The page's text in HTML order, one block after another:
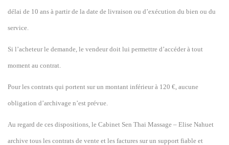
délai de 10 ans à partir de la date de livraison ou d’exécution du bien ou du
service.
Si l’acheteur le demande, le vendeur doit lui permettre d’accéder à tout
moment au contrat.
Pour les contrats qui portent sur un montant inférieur à 120 €, aucune
obligation d’archivage n’est prévue.
Au regard de ces dispositions, le Cabinet Sen Thai Massage – Elise Nahuet
archive tous les contrats de vente et les factures sur un support fiable et